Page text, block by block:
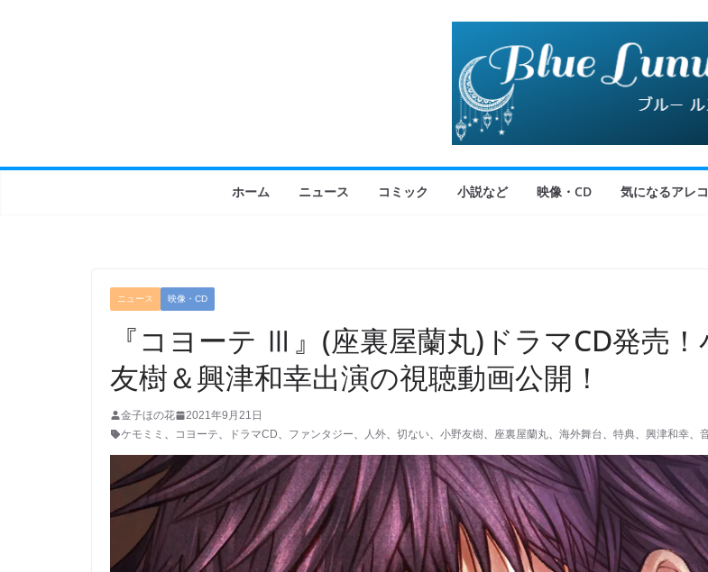
ホーム ニュース コミック 小説など 映像・CD 気になるアレ
ニュース 映像・CD
『コヨーテ Ⅲ』(座裏屋蘭丸)ドラマCD発売！
友樹＆興津和幸出演の視聴動画公開！
金子ほの花
2021年9月21日
ケモミミ
コヨーテ ドラマCD ファンタジー 人外 切ない 小野友樹 座裏屋蘭丸 海外舞台 特典 興津和幸